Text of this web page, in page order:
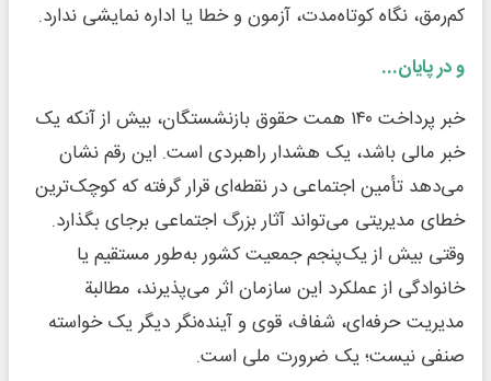
کم‌رمق، نگاه کوتاه‌مدت، آزمون و خطا یا اداره نمایشی ندارد.
و در پایان...
خبر پرداخت ۱۴۰ همت حقوق بازنشستگان، بیش از آنکه یک
خبر مالی باشد، یک هشدار راهبردی است. این رقم نشان
می‌دهد تأمین اجتماعی در نقطه‌ای قرار گرفته که کوچک‌ترین
خطای مدیریتی می‌تواند آثار بزرگ اجتماعی برجای بگذارد.
وقتی بیش از یک‌پنجم جمعیت کشور به‌طور مستقیم یا
خانوادگی از عملکرد این سازمان اثر می‌پذیرند، مطالبة
مدیریت حرفه‌ای، شفاف، قوی و آینده‌نگر دیگر یک خواسته
صنفی نیست؛ یک ضرورت ملی است.